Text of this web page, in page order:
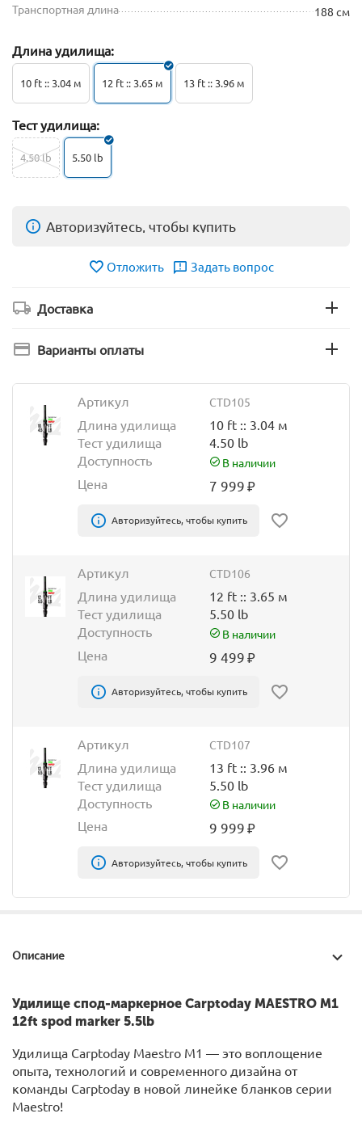
Транспортная длина
188 см
Длина удилища:
10 ft :: 3.04 м 12 ft :: 3.65 м 13 ft :: 3.96 м
Тест удилища:
4.50 lb 5.50 lb
Авторизуйтесь, чтобы купить
Отложить Задать вопрос
Доставка
Варианты оплаты
Артикул CTD105
Длина удилища
10 ft :: 3.04 м
Тест удилища
4.50 lb
Доступность
В наличии
Цена 7 999₽
Авторизуйтесь, чтобы купить
Артикул CTD106
Длина удилища
12 ft :: 3.65 м
Тест удилища
5.50 lb
Доступность
В наличии
Цена 9 499₽
Авторизуйтесь, чтобы купить
Артикул CTD107
Длина удилища
13 ft :: 3.96 м
Тест удилища
5.50 lb
Доступность
В наличии
Цена 9 999₽
Авторизуйтесь, чтобы купить
Описание
Удилище спод-маркерное Carptoday MAESTRO M1
12ft spod marker 5.5lb
Удилища Carptoday Maestro M1 — это воплощение
опыта, технологий и современного дизайна от
команды Carptoday в новой линейке бланков серии
Maestro!